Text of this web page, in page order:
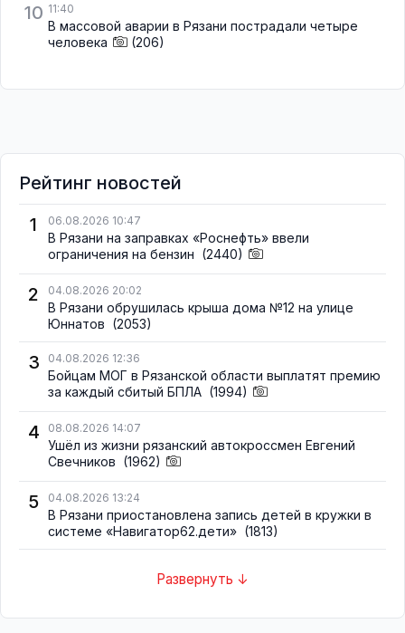
10 11:40
В массовой аварии в Рязани пострадали четыре
человека
(206)
Рейтинг новостей
1
06.08.2026 10:47
В Рязани на заправках «Роснефть» ввели
ограничения на бензин (2440)
2 04.08.2026 20:02
В Рязани обрушилась крыша дома №12 на улице
Юннатов (2053)
3 04.08.2026 12:36
Бойцам МОГ в Рязанской области выплатят премию
за каждый сбитый БПЛА (1994)
4 08.08.2026 14:07
Ушёл из жизни рязанский автокроссмен Евгений
Свечников (1962)
5 04.08.2026 13:24
В Рязани приостановлена запись детей в кружки в
системе «Навигатор62.дети» (1813)
Развернуть ↓